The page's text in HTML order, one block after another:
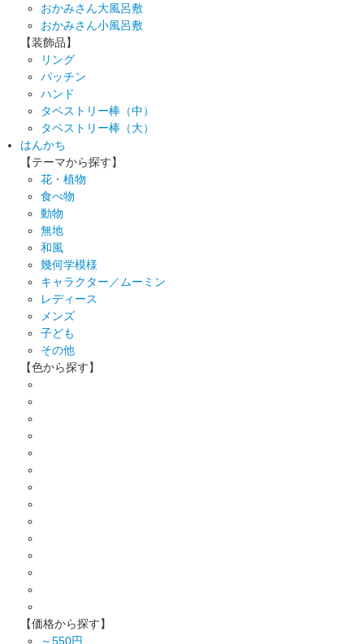
おかみさん大風呂敷
おかみさん小風呂敷
【装飾品】
リング
パッチン
ハンド
タペストリー棒（中）
タペストリー棒（大）
はんかち
【テーマから探す】
花・植物
食べ物
動物
無地
和風
幾何学模様
キャラクター／ムーミン
レディース
メンズ
子ども
その他
【色から探す】
【価格から探す】
～550円